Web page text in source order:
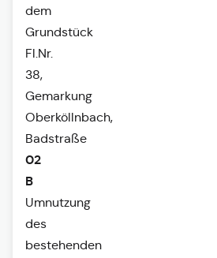
dem
Grundstück
Fl.Nr.
38,
Gemarkung
Oberköllnbach,
Badstraße
02
B
Umnutzung
des
bestehenden